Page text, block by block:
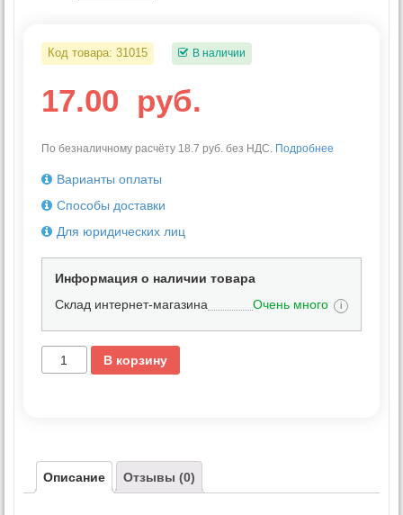
Код товара: 31015 В наличии
17.00 руб.
По безналичному расчёту 18.7 руб. без НДС. Подробнее
Варианты оплаты
Способы доставки
Для юридических лиц
Информация о наличии товара
Склад интернет-магазина
Очень много i
В корзину
Описание Отзывы (0)